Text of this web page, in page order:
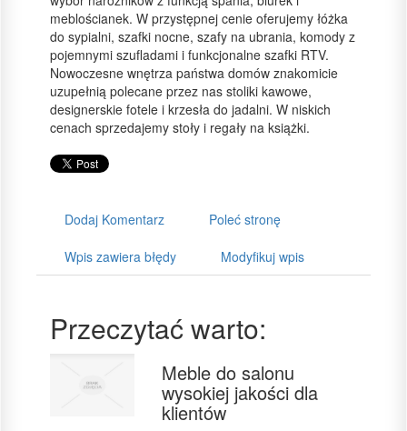
meblościanek. W przystępnej cenie oferujemy łóżka
do sypialni, szafki nocne, szafy na ubrania, komody z
pojemnymi szufladami i funkcjonalne szafki RTV.
Nowoczesne wnętrza państwa domów znakomicie
uzupełnią polecane przez nas stoliki kawowe,
designerskie fotele i krzesła do jadalni. W niskich
cenach sprzedajemy stoły i regały na książki.
Dodaj Komentarz Poleć stronę
Wpis zawiera błędy Modyfikuj wpis
Przeczytać warto:
Meble do salonu
wysokiej jakości dla
klientów